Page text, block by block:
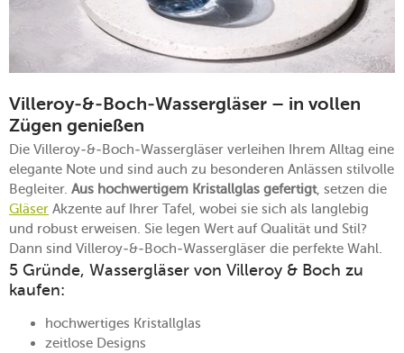
Villeroy-&-Boch-Wassergläser – in vollen
Zügen genießen
Die Villeroy-&-Boch-Wassergläser verleihen Ihrem Alltag eine
elegante Note und sind auch zu besonderen Anlässen stilvolle
Begleiter. Aus hochwertigem Kristallglas gefertigt, setzen die
Gläser Akzente auf Ihrer Tafel, wobei sie sich als langlebig
und robust erweisen. Sie legen Wert auf Qualität und Stil?
Dann sind Villeroy-&-Boch-Wassergläser die perfekte Wahl.
5 Gründe, Wassergläser von Villeroy & Boch zu
kaufen:
hochwertiges Kristallglas
zeitlose Designs